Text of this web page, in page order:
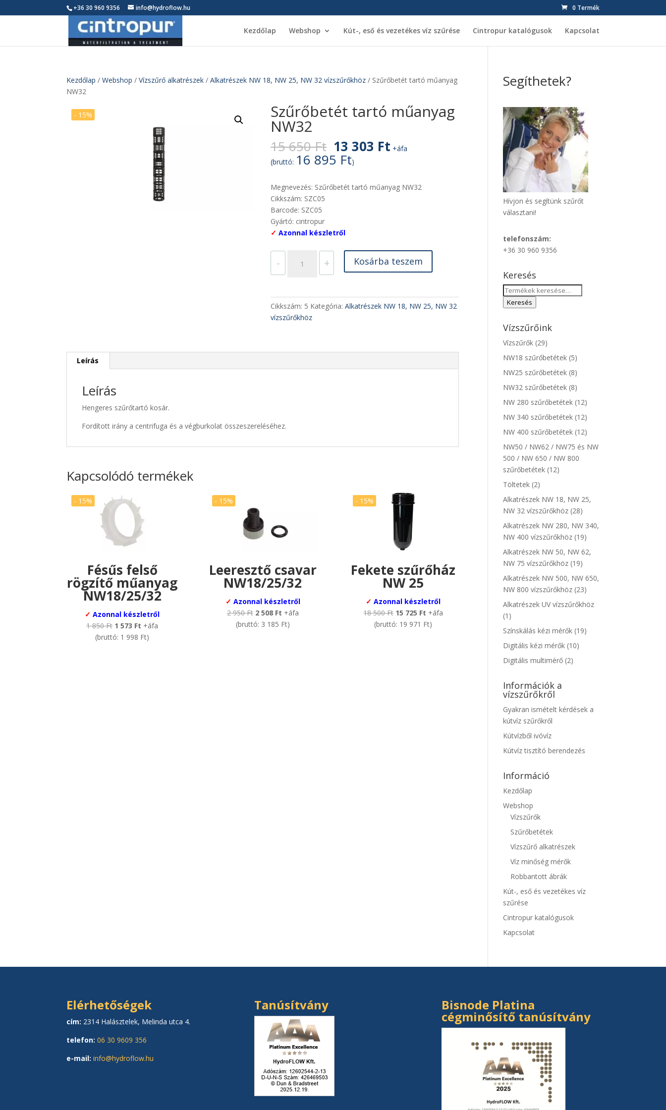
+36 30 960 9356 info@hydroflow.hu 0 Termék
Kezdőlap Webshop Kút-, eső és vezetékes víz szűrése Cintropur katalógusok Kapcsolat
Kezdőlap /Webshop /Vízszűrő alkatrészek /Alkatrészek NW 18, NW 25, NW 32 vízszűrőkhöz / Szűrőbetét tartó műanyag
NW32
- 15% Szűrőbetét tartó műanyag
NW32
15 650Ft Original
price
was:
15
650 Ft.
13 303 FtCurrent
price
303 Ft.
+áfa
(bruttó: 16 895 Ft)
Megnevezés: Szűrőbetét tartó műanyag NW32
Cikkszám: SZC05
Barcode: SZC05
Gyártó: cintropur
✓ Azonnal készletről
-
tartó
mennyiség
+ Kosárba teszem
Cikkszám: 5 Kategória:Alkatrészek NW 18, NW 25, NW 32
vízszűrőkhöz
Leírás
Leírás
Hengeres szűrőtartó kosár.
Fordított irány a centrifuga és a végburkolat összeszereléséhez.
Kapcsolódó termékek
- 15%
Fésűs felső
rögzítő műanyag
NW18/25/32
✓ Azonnal készletről
1 850Ft Original
price
1 573 Ft Current
price
+áfa
(bruttó: 1 998 Ft)
- 15%
Leeresztő csavar
NW18/25/32
✓ Azonnal készletről
2 950Ft Original
price
2 508 FtCurrent
price
+áfa
(bruttó: 3 185 Ft)
- 15%
Fekete szűrőház
NW 25
✓ Azonnal készletről
18 500Ft Original
price
15 725 Ft Current
price
+áfa
(bruttó: 19 971 Ft)
Segíthetek?
Hívjon és segítünk szűrőt
választani!
telefonszám:
+36 30 960 9356
Keresés
Keresés
a Keresés
Vízszűrőink
Vízszűrők (29)
NW18 szűrőbetétek (5)
NW25 szűrőbetétek (8)
NW32 szűrőbetétek (8)
NW 280 szűrőbetétek (12)
NW 340 szűrőbetétek (12)
NW 400 szűrőbetétek (12)
NW50 / NW62 / NW75 és NW
500 / NW 650 / NW 800
szűrőbetétek (12)
Töltetek (2)
Alkatrészek NW 18, NW 25,
NW 32 vízszűrőkhöz (28)
Alkatrészek NW 280, NW 340,
NW 400 vízszűrőkhöz (19)
Alkatrészek NW 50, NW 62,
NW 75 vízszűrőkhöz (19)
Alkatrészek NW 500, NW 650,
NW 800 vízszűrőkhöz (23)
Alkatrészek UV vízszűrőkhöz
(1)
Színskálás kézi mérők (19)
Digitális kézi mérők (10)
Digitális multimérő (2)
Információk a
vízszűrőkről
Gyakran ismételt kérdések a
kútvíz szűrőkről
Kútvízből ivóvíz
Kútvíz tisztító berendezés
Információ
Kezdőlap
Webshop
Vízszűrők
Szűrőbetétek
Vízszűrő alkatrészek
Víz minőség mérők
Robbantott ábrák
Kút-, eső és vezetékes víz
szűrése
Cintropur katalógusok
Kapcsolat
Elérhetőségek
cím: 2314 Halásztelek, Melinda utca 4.
telefon: 06 30 9609 356
e-mail: info@hydroflow.hu
Tanúsítvány Bisnode Platina
cégminősítő tanúsítvány